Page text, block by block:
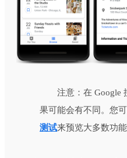
注意：在 Google
果可能会有不同。您
测试来预览大多数功能